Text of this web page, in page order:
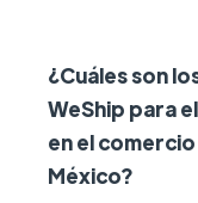
¿Cuáles son
WeShip para
en el
México?